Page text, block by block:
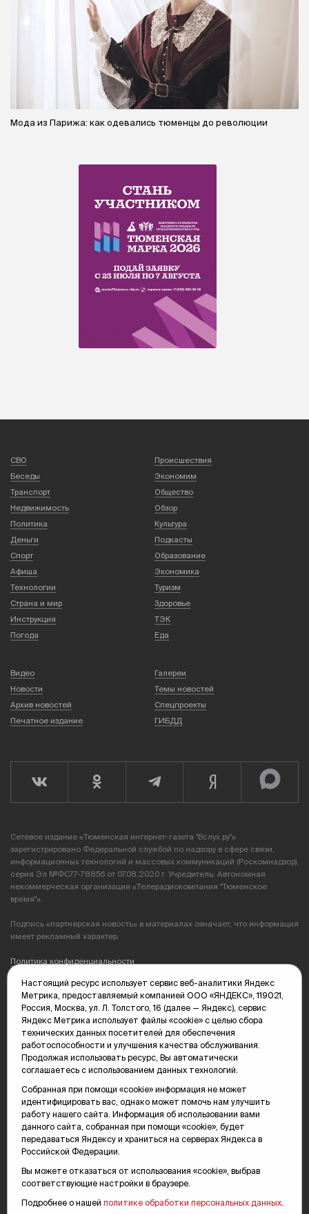
Мода из Парижа: как одевались тюменцы до революции
СВО
Происшествия
Беседы
Экономим
Транспорт
Общество
Недвижимость
Обзор
Политика
Культура
Деньги
Подкасты
Спорт
Образование
Афиша
Экономика
Технологии
Туризм
Страна и мир
Здоровье
Инструкция
ТЭК
Погода
Еда
Видео
Галереи
Новости
Темы новостей
Архив новостей
Спецпроекты
Печатное издание
ГИБДД
Сетевое издание «Тюменская интернет-газета "Вслух.ру"»
зарегистрировано Федеральной службой по надзору в сфере связи,
информационных технологий и массовых коммуникаций (Роскомнадзор),
серия Эл №ФС77-78856 от 07.08.2020 г. Учредитель: Автономная
некоммерческая организация «Телерадиокомпания "Тюменское
время"».
Подпись «партнерская новость» в материалах означает, что информация
имеет рекламный характер.
Политика конфиденциальности
Редакция: 625035, Тюмень, пр. Геологоразведчиков, 28А
(3452) 68-89-05
edit@vsluh.ru
Главный редактор: Панкина Т.Ю.
kika@vsluh.ru
По вопросам рекламы:
(3452) 68-89-78
kotovaev@sibinformburo.ru
mim@vsluh.ru
Настоящий ресурс использует сервис веб-аналитики Яндекс
Метрика, предоставляемый компанией ООО «ЯНДЕКС», 119021,
Россия, Москва, ул. Л. Толстого, 16 (далее — Яндекс), сервис
Яндекс Метрика использует файлы «cookie» с целью сбора
технических данных посетителей для обеспечения
работоспособности и улучшения качества обслуживания.
Продолжая использовать ресурс, Вы автоматически
соглашаетесь с использованием данных технологий.
Собранная при помощи «cookie» информация не может
идентифицировать вас, однако может помочь нам улучшить
работу нашего сайта. Информация об использовании вами
данного сайта, собранная при помощи «cookie», будет
передаваться Яндексу и храниться на серверах Яндекса в
Российской Федерации.
Вы можете отказаться от использования «cookie», выбрав
соответствующие настройки в браузере.
Подробнее о нашей политике обработки персональных данных